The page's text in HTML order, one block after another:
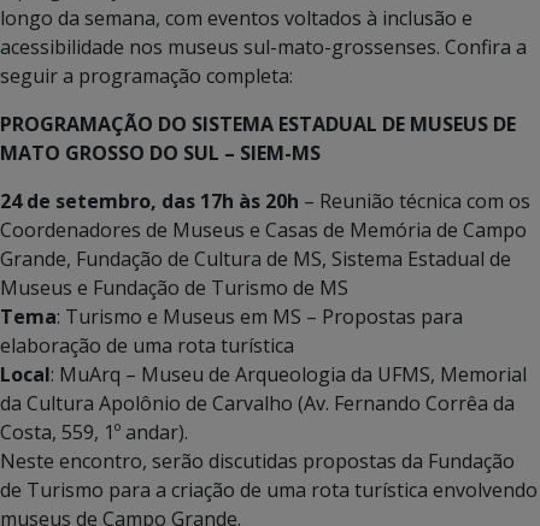
longo da semana, com eventos voltados à inclusão e
acessibilidade nos museus sul-mato-grossenses. Confira a
seguir a programação completa:
PROGRAMAÇÃO DO SISTEMA ESTADUAL DE MUSEUS DE
MATO GROSSO DO SUL – SIEM-MS
24 de setembro, das 17h às 20h – Reunião técnica com os
Coordenadores de Museus e Casas de Memória de Campo
Grande, Fundação de Cultura de MS, Sistema Estadual de
Museus e Fundação de Turismo de MS
Tema: Turismo e Museus em MS – Propostas para
elaboração de uma rota turística
Local: MuArq – Museu de Arqueologia da UFMS, Memorial
da Cultura Apolônio de Carvalho (Av. Fernando Corrêa da
Costa, 559, 1º andar).
Neste encontro, serão discutidas propostas da Fundação
de Turismo para a criação de uma rota turística envolvendo
museus de Campo Grande.